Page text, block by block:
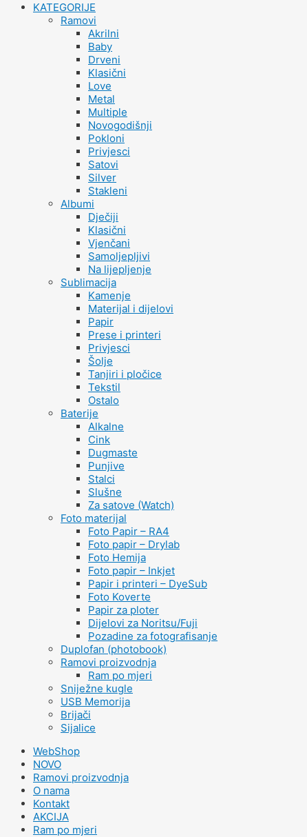
KATEGORIJE
Ramovi
Akrilni
Baby
Drveni
Klasični
Love
Metal
Multiple
Novogodišnji
Pokloni
Privjesci
Satovi
Silver
Stakleni
Albumi
Dječiji
Klasični
Vjenčani
Samoljepljivi
Na lijepljenje
Sublimacija
Kamenje
Materijal i dijelovi
Papir
Prese i printeri
Privjesci
Šolje
Tanjiri i pločice
Tekstil
Ostalo
Baterije
Alkalne
Cink
Dugmaste
Punjive
Stalci
Slušne
Za satove (Watch)
Foto materijal
Foto Papir – RA4
Foto papir – Drylab
Foto Hemija
Foto papir – Inkjet
Papir i printeri – DyeSub
Foto Koverte
Papir za ploter
Dijelovi za Noritsu/Fuji
Pozadine za fotografisanje
Duplofan (photobook)
Ramovi proizvodnja
Ram po mjeri
Sniježne kugle
USB Memorija
Brijači
Sijalice
WebShop
NOVO
Ramovi proizvodnja
O nama
Kontakt
AKCIJA
Ram po mjeri